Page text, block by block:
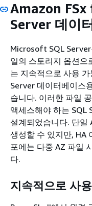
Amazon
Server 데이
Microsoft SQL Server
일의 스토리지 옵션으
는 지속적으로 사용
Server 데이터베이스
습니다. 이러한 파일
액세스해야 하는 SQL
설계되었습니다. 단일
생성할 수 있지만, HA
포에는 다중 AZ 파일
다.
지속적으로 사